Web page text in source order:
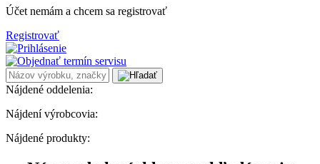
Účet nemám a chcem sa registrovať
Registrovať
Nájdené oddelenia:
Nájdení výrobcovia:
Nájdené produkty: